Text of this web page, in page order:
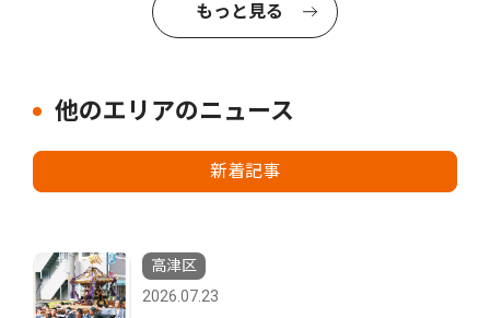
もっと見る
他のエリアのニュース
新着記事
高津区
2026.07.23